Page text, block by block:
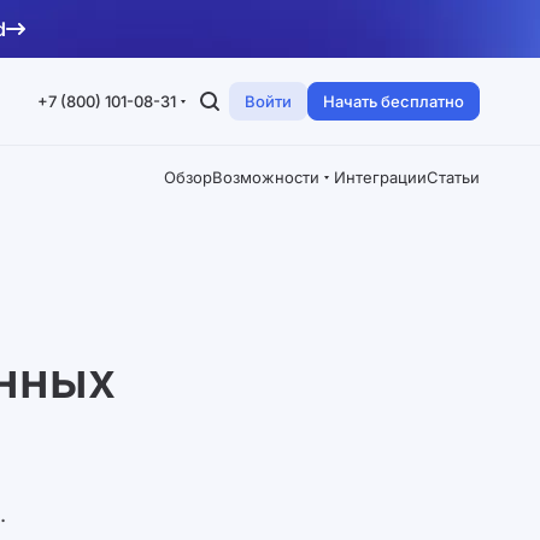
+7 (800) 101-08-31 Войти Начать бесплатно
ОбзорВозможности ИнтеграцииСтатьи